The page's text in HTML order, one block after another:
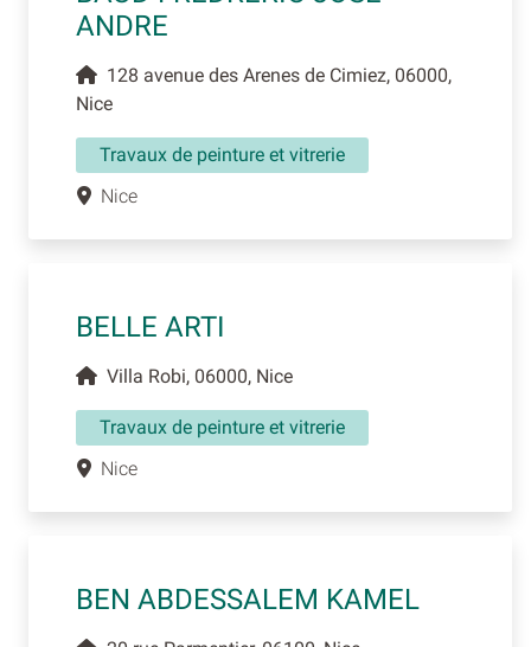
ANDRE
128 avenue des Arenes de Cimiez, 06000,
Nice
Travaux de peinture et vitrerie
Nice
BELLE ARTI
Villa Robi, 06000, Nice
Travaux de peinture et vitrerie
Nice
BEN ABDESSALEM KAMEL